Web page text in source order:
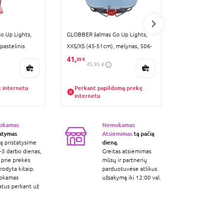
Up Lights,
internetu
GLOBBER šalmas Go Up Lights,
XXS/XS (45-51cm), mėlynas, 506-
201
41,35 €
45,95 €
Perkant papildomą prekę
internetu
pristatysime
3 darbo dienas,
prekės
kitaip.
perkant už
Nemokamas
Atsiėmimastą pačią
dieną.
Greitas atsiėmimas
mūsų ir partnerių
parduotuvėse atlikus
užsakymą iki 12:00 val.